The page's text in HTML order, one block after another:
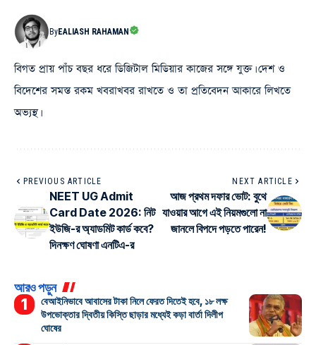
ByEALIASH RAHAMAN
বিগত প্রায় পাঁচ বছর ধরে ডিজিটাল মিডিয়ার কাজের সঙ্গে যুক্ত। দেশ ও
বিদেশের সমস্ত রকম খবরাখবর রাখতে ও তা প্রতিবেদন আকারে লিখতে
অভ্যস্থ।
PREVIOUS ARTICLE
NEET UG Admit
Card Date 2026: নিট
ইউজি-র অ্যাডমিট কার্ড কবে?
দিনক্ষণ ঘোষণা এনটিএ-র
NEXT ARTICLE
আজ প্রথম দফার ভোট: বুথে
যাওয়ার আগে এই নিয়মগুলো না
জানলে বিপদে পড়তে পারেন!
আরও পড়ুন
বেআইনিভাবে আবাসের টাকা নিলে ফেরত দিতেই হবে, ১৮ লক্ষ
উপভোক্তার দ্বিতীয় কিস্তি ছাড়ার মধ্যেই কড়া বার্তা দিলীপ
ঘোষের